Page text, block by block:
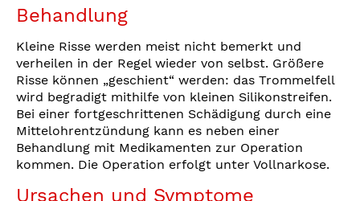
Behandlung
Kleine Risse werden meist nicht bemerkt und
verheilen in der Regel wieder von selbst. Größere
Risse können „geschient“ werden: das Trommelfell
wird begradigt mithilfe von kleinen Silikonstreifen.
Bei einer fortgeschrittenen Schädigung durch eine
Mittelohrentzündung kann es neben einer
Behandlung mit Medikamenten zur Operation
kommen. Die Operation erfolgt unter Vollnarkose.
Ursachen und Symptome